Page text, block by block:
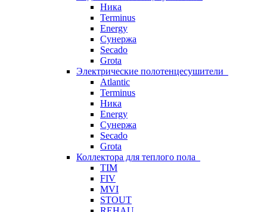
Ника
Terminus
Energy
Сунержа
Secado
Grota
Электрические полотенцесушители
Atlantic
Terminus
Ника
Energy
Сунержа
Secado
Grota
Коллектора для теплого пола
TIM
FIV
MVI
STOUT